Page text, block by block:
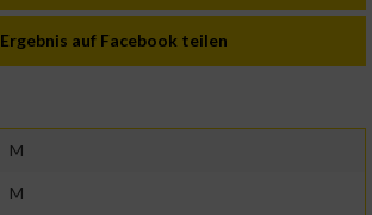
Ergebnis auf Facebook teilen
M
M